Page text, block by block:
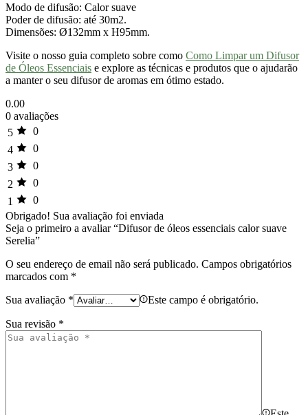
Modo de difusão: Calor suave
Poder de difusão: até 30m2.
Dimensões: Ø132mm x H95mm.
Visite o nosso guia completo sobre como Como Limpar um Difusor
de Óleos Essenciais e explore as técnicas e produtos que o ajudarão
a manter o seu difusor de aromas em ótimo estado.
0.00
0 avaliações
5
0
4
0
3
0
2
0
1
0
Obrigado! Sua avaliação foi enviada
Seja o primeiro a avaliar “Difusor de óleos essenciais calor suave
Serelia”
O seu endereço de email não será publicado. Campos obrigatórios
marcados com *
Sua avaliação * Este campo é obrigatório.
Sua revisão *